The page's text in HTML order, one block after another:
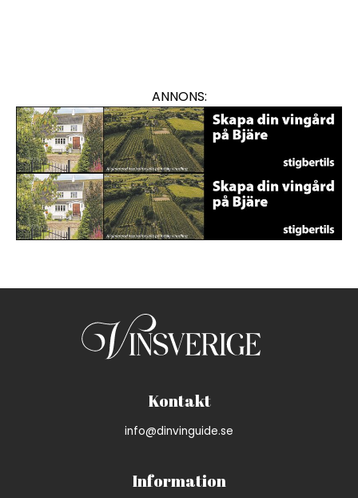
ANNONS:
En annons för viner med
En annons för viner med
Kontakt
info@dinvinguide.se
Information